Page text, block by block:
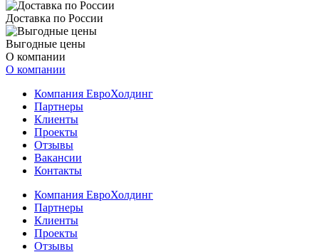
Доставка по России
Выгодные цены
О компании
О компании
Компания ЕвроХолдинг
Партнеры
Клиенты
Проекты
Отзывы
Вакансии
Контакты
Компания ЕвроХолдинг
Партнеры
Клиенты
Проекты
Отзывы